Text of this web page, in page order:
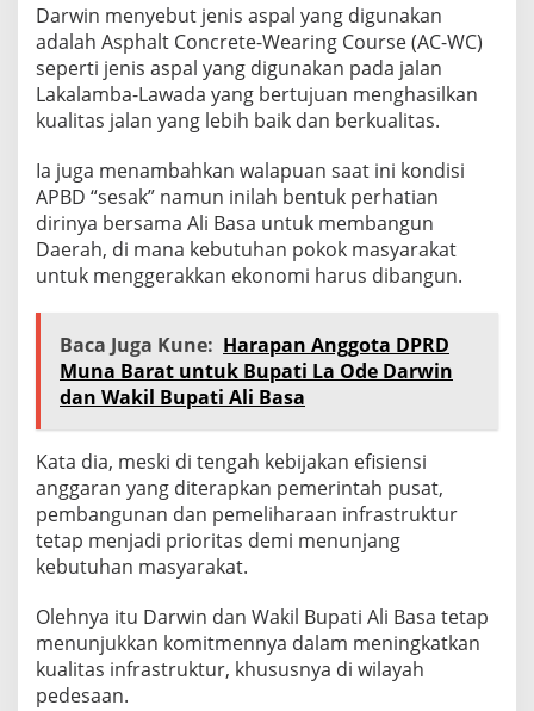
Darwin menyebut jenis aspal yang digunakan
adalah Asphalt Concrete-Wearing Course (AC-WC)
seperti jenis aspal yang digunakan pada jalan
Lakalamba-Lawada yang bertujuan menghasilkan
kualitas jalan yang lebih baik dan berkualitas.
Ia juga menambahkan walapuan saat ini kondisi
APBD “sesak” namun inilah bentuk perhatian
dirinya bersama Ali Basa untuk membangun
Daerah, di mana kebutuhan pokok masyarakat
untuk menggerakkan ekonomi harus dibangun.
Baca Juga Kune: Harapan Anggota DPRD
Muna Barat untuk Bupati La Ode Darwin
dan Wakil Bupati Ali Basa
Kata dia, meski di tengah kebijakan efisiensi
anggaran yang diterapkan pemerintah pusat,
pembangunan dan pemeliharaan infrastruktur
tetap menjadi prioritas demi menunjang
kebutuhan masyarakat.
Olehnya itu Darwin dan Wakil Bupati Ali Basa tetap
menunjukkan komitmennya dalam meningkatkan
kualitas infrastruktur, khususnya di wilayah
pedesaan.